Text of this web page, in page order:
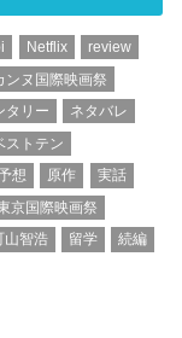
Netflix
review
ンヌ国際映画祭
タリー
ネタバレ
ストテン
想 原作
実話
京国際映画祭
山智浩 留学
続編